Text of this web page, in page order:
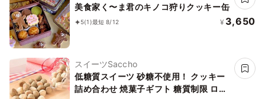
美食家く〜ま君のキノコ狩りクッキー缶
5(1)最短 8/12 ¥ 3,650
スイーツSaccho
低糖質スイーツ 砂糖不使用！ クッキー
詰め合わせ 焼菓子ギフト 糖質制限 ロカ